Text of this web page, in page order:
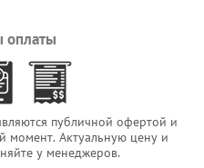
публичной офертой и
момент. Актуальную цену и
у менеджеров.
оплаты